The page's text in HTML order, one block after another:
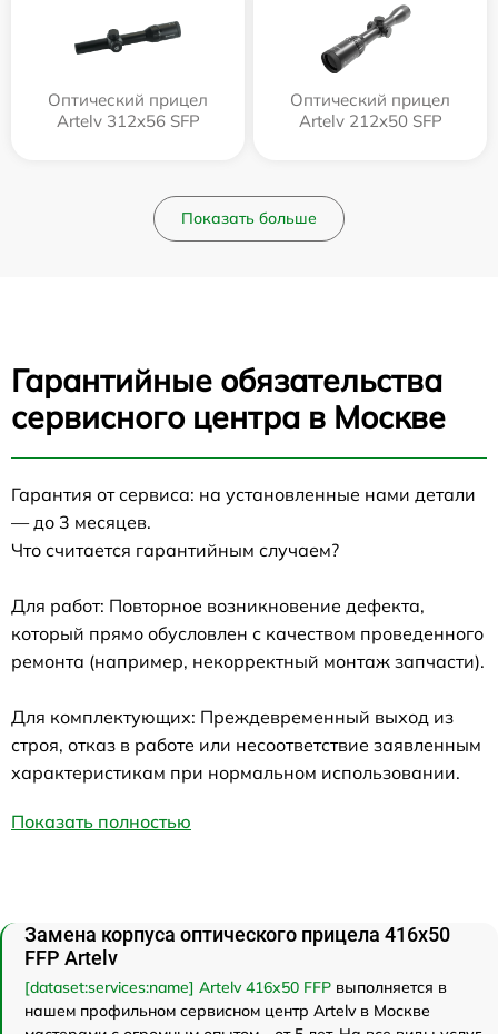
Оптический прицел
Artelv 312x56 SFP
Оптический прицел
Artelv 212x50 SFP
Показать больше
Гарантийные обязательства
сервисного центра в Москве
Гарантия от сервиса: на установленные нами детали
— до 3 месяцев.
Что считается гарантийным случаем?
Для работ: Повторное возникновение дефекта,
который прямо обусловлен с качеством проведенного
ремонта (например, некорректный монтаж запчасти).
Для комплектующих: Преждевременный выход из
строя, отказ в работе или несоответствие заявленным
характеристикам при нормальном использовании.
Показать полностью
Замена корпуса оптического прицела 416x50
FFP Artelv
[dataset:services:name] Artelv 416x50 FFP выполняется в
нашем профильном сервисном центр Artelv в Москве